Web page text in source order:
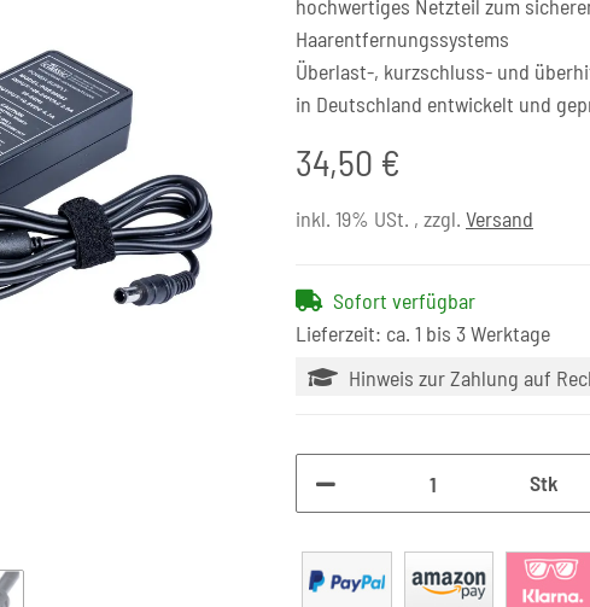
hochwertiges Netzteil zum
Haarentfernungssystems
Überlast-, kurzschluss- und
in Deutschland entwickelt und
34,50 €
inkl. 19% USt. , zzgl. Versand
Sofort verfügbar
Lieferzeit: ca. 1 bis 3 Werktage
Hinweis zur Zahlung auf
Stk